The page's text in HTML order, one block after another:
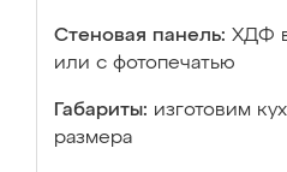
Стеновая панель: ХДФ
или с фотопечатью
Габариты: изготовим
размера